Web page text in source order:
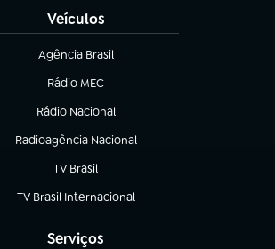
Veículos
Agência Brasil
(abre em nova aba)
Rádio MEC
Rádio Nacional
(abre em nova aba)
Radioagência Nacional
(abre em nova aba)
TV Brasil
(abre em nova aba)
TV Brasil Internacional
(abre em nova aba)
Serviços